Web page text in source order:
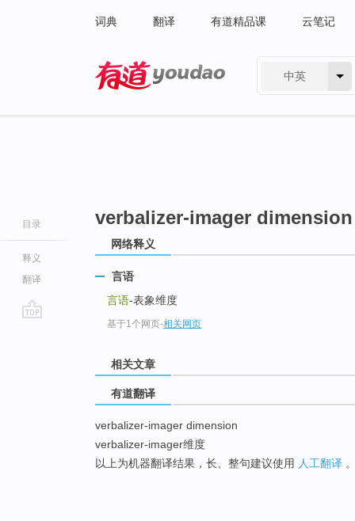
词典 翻译 有道精品课 云笔记
中英
目录
释义
翻译
verbalizer-imager dimension
网络释义
言语
言语-表象维度
基于1个网页-相关网页
相关文章
有道翻译
verbalizer-imager dimension
verbalizer-imager维度
以上为机器翻译结果，长、整句建议使用 人工翻译